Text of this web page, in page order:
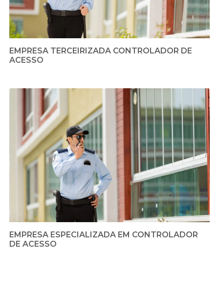
EMPRESA TERCEIRIZADA CONTROLADOR DE
ACESSO
EMPRESA ESPECIALIZADA EM CONTROLADOR
DE ACESSO